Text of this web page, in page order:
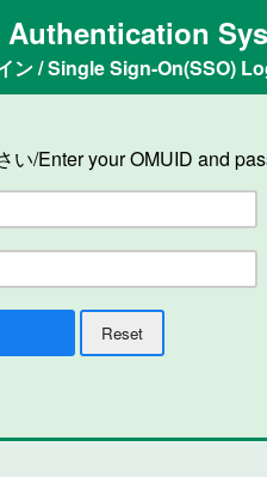
Authentication
ン / Single Sign-On(SSO)
い/Enter your OMUID and